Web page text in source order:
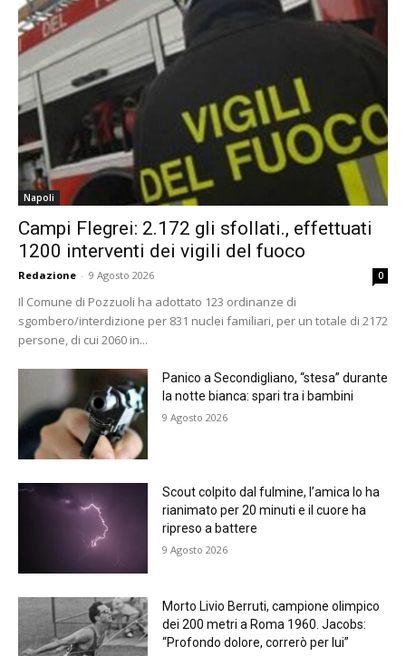
Napoli
Campi Flegrei: 2.172 gli sfollati., effettuati
1200 interventi dei vigili del fuoco
Redazione - 9 Agosto 2026 0
Il Comune di Pozzuoli ha adottato 123 ordinanze di
sgombero/interdizione per 831 nuclei familiari, per un totale di 2172
persone, di cui 2060 in...
Panico a Secondigliano, “stesa” durante
la notte bianca: spari tra i bambini
9 Agosto 2026
Scout colpito dal fulmine, l’amica lo ha
rianimato per 20 minuti e il cuore ha
ripreso a battere
9 Agosto 2026
Morto Livio Berruti, campione olimpico
dei 200 metri a Roma 1960. Jacobs:
“Profondo dolore, correrò per lui”